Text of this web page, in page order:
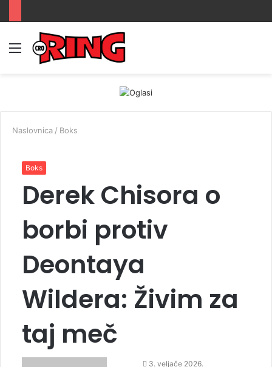
Menu
Naslovnica / Boks
Boks
Derek Chisora ​​o
borbi protiv
Deontaya
Wildera: Živim za
taj meč
3. veljače 2026.